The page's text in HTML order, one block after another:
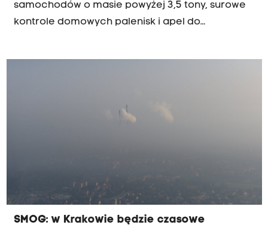
samochodów o masie powyżej 3,5 tony, surowe
kontrole domowych palenisk i apel do
jeszcze władze mogą pomóc w walce ze
SMOG: w Krakowie będzie czasowe